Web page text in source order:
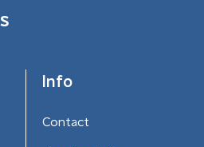
Info
Contact